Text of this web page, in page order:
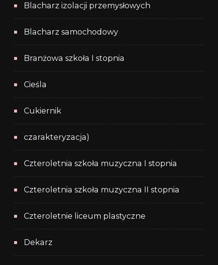
Blacharz izolacji przemysłowych
Blacharz samochodowy
Branżowa szkoła I stopnia
Cieśla
Cukiernik
czarakteryzacja)
Czteroletnia szkoła muzyczna I stopnia
Czteroletnia szkoła muzyczna II stopnia
Czteroletnie liceum plastyczne
Dekarz